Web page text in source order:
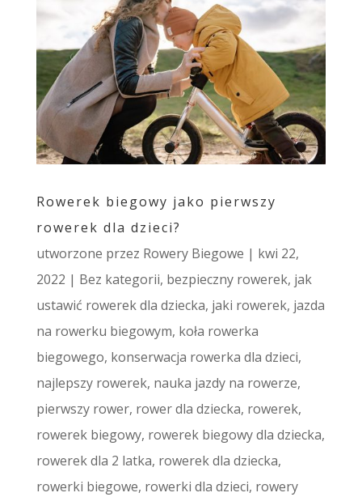
Rowerek biegowy jako pierwszy
rowerek dla dzieci?
utworzone przez Rowery Biegowe | kwi 22,
2022 | Bez kategorii, bezpieczny rowerek, jak
ustawić rowerek dla dziecka, jaki rowerek, jazda
na rowerku biegowym, koła rowerka
biegowego, konserwacja rowerka dla dzieci,
najlepszy rowerek, nauka jazdy na rowerze,
pierwszy rower, rower dla dziecka, rowerek,
rowerek biegowy, rowerek biegowy dla dziecka,
rowerek dla 2 latka, rowerek dla dziecka,
rowerki biegowe, rowerki dla dzieci, rowery